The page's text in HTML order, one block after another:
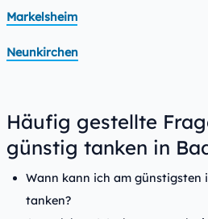
Markelsheim
Neunkirchen
Häufig gestellte
günstig tanken in
Wann kann ich am günstigsten
tanken?